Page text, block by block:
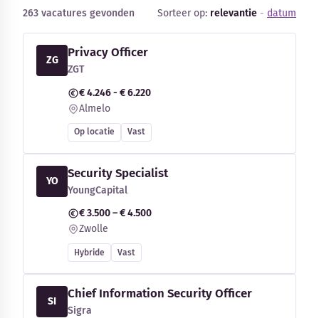
263 vacatures gevonden Sorteer op: relevantie - datum
ZG
Privacy Officer
ZGT
€ 4.246 - € 6.220
Almelo
Op locatie Vast
YO
Security Specialist
YoungCapital
€ 3.500 – € 4.500
Zwolle
Hybride Vast
SI
Chief Information Security Officer
Sigra